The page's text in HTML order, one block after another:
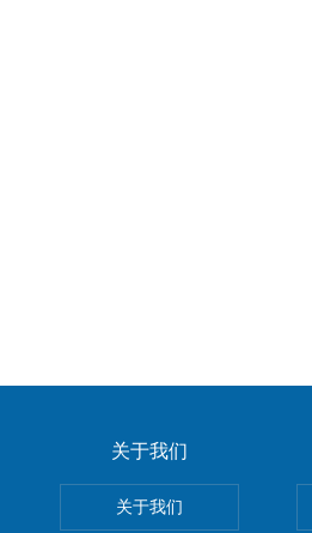
关于我们
关于我们